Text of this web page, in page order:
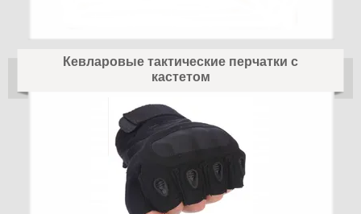
Кевларовые тактические перчатки с
кастетом